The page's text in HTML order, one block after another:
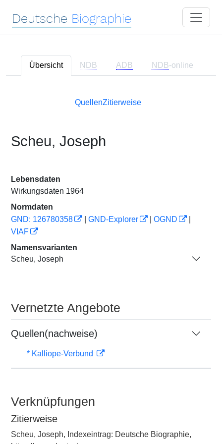
Deutsche Biographie
Übersicht NDB ADB NDB-online
QuellenZitierweise
Scheu, Joseph
Lebensdaten
Wirkungsdaten 1964
Normdaten
GND: 126780358
GND-Explorer OGND
VIAF
Namensvarianten
Scheu, Joseph
Vernetzte Angebote
Quellen(nachweise)
* Kalliope-Verbund
Verknüpfungen
Zitierweise
Scheu, Joseph, Indexeintrag: Deutsche Biographie,